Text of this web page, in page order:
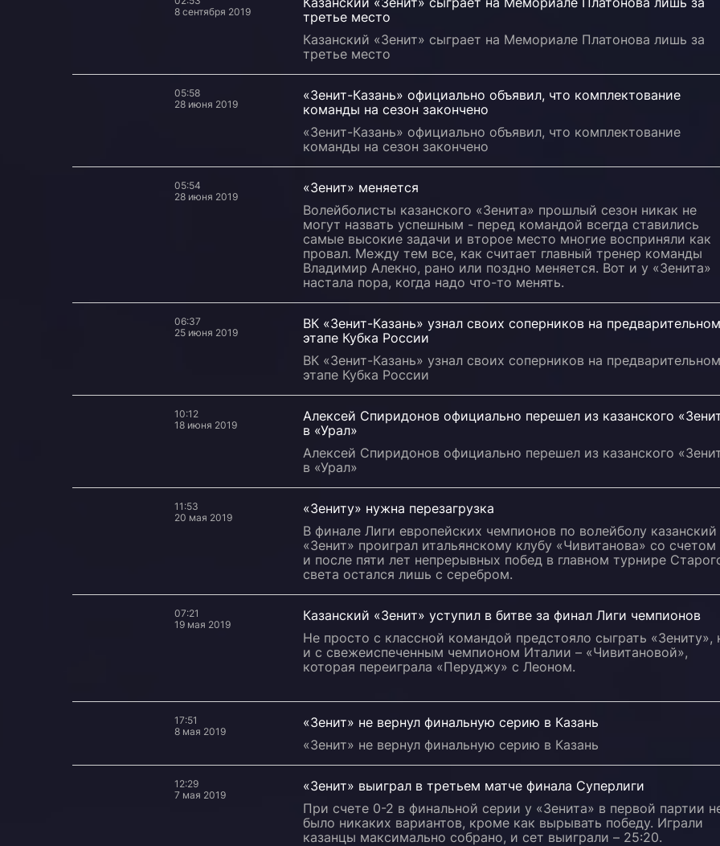
8 сентября 2019
третье место
Казанский «Зенит» сыграет на Мемориале Платонова лишь за
третье место
05:58
28 июня 2019
«Зенит-Казань» официально объявил, что комплектование
команды на сезон закончено
«Зенит-Казань» официально объявил, что комплектование
команды на сезон закончено
05:54
28 июня 2019
«Зенит» меняется
Волейболисты казанского «Зенита» прошлый сезон никак не
могут назвать успешным - перед командой всегда ставились
самые высокие задачи и второе место многие восприняли как
провал. Между тем все, как считает главный тренер команды
Владимир Алекно, рано или поздно меняется. Вот и у «Зенита»
настала пора, когда надо что-то менять.
06:37
25 июня 2019
ВК «Зенит-Казань» узнал своих соперников на предварительном
этапе Кубка России
ВК «Зенит-Казань» узнал своих соперников на предварительном
этапе Кубка России
10:12
18 июня 2019
Алексей Спиридонов официально перешел из казанского
в «Урал»
Алексей Спиридонов официально перешел из казанского
в «Урал»
11:53
20 мая 2019
«Зениту» нужна перезагрузка
В финале Лиги европейских чемпионов по волейболу казанский
«Зенит» проиграл итальянскому клубу «Чивитанова» со счетом
и после пяти лет непрерывных побед в главном турнире
света остался лишь с серебром.
07:21
19 мая 2019
Казанский «Зенит» уступил в битве за финал Лиги чемпионов
Не просто с классной командой предстояло сыграть «Зениту»,
и с свежеиспеченным чемпионом Италии – «Чивитановой»,
которая переиграла «Перуджу» с Леоном.
17:51
8 мая 2019
«Зенит» не вернул финальную серию в Казань
«Зенит» не вернул финальную серию в Казань
12:29
7 мая 2019
«Зенит» выиграл в третьем матче финала Суперлиги
При счете 0-2 в финальной серии у «Зенита» в первой партии
было никаких вариантов, кроме как вырывать победу. Играли
казанцы максимально собрано, и сет выиграли – 25:20.